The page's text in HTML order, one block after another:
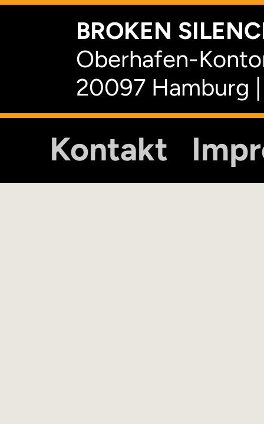
BROKEN
Oberhafen-
20097 Hamburg
Kontakt